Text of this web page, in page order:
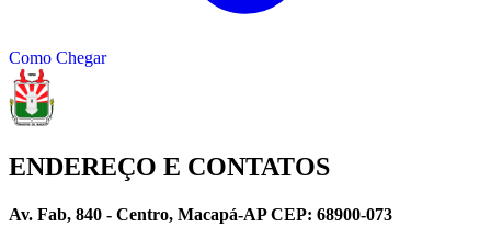
Como Chegar
ENDEREÇO E CONTATOS
Av. Fab, 840 - Centro, Macapá-AP CEP: 68900-073